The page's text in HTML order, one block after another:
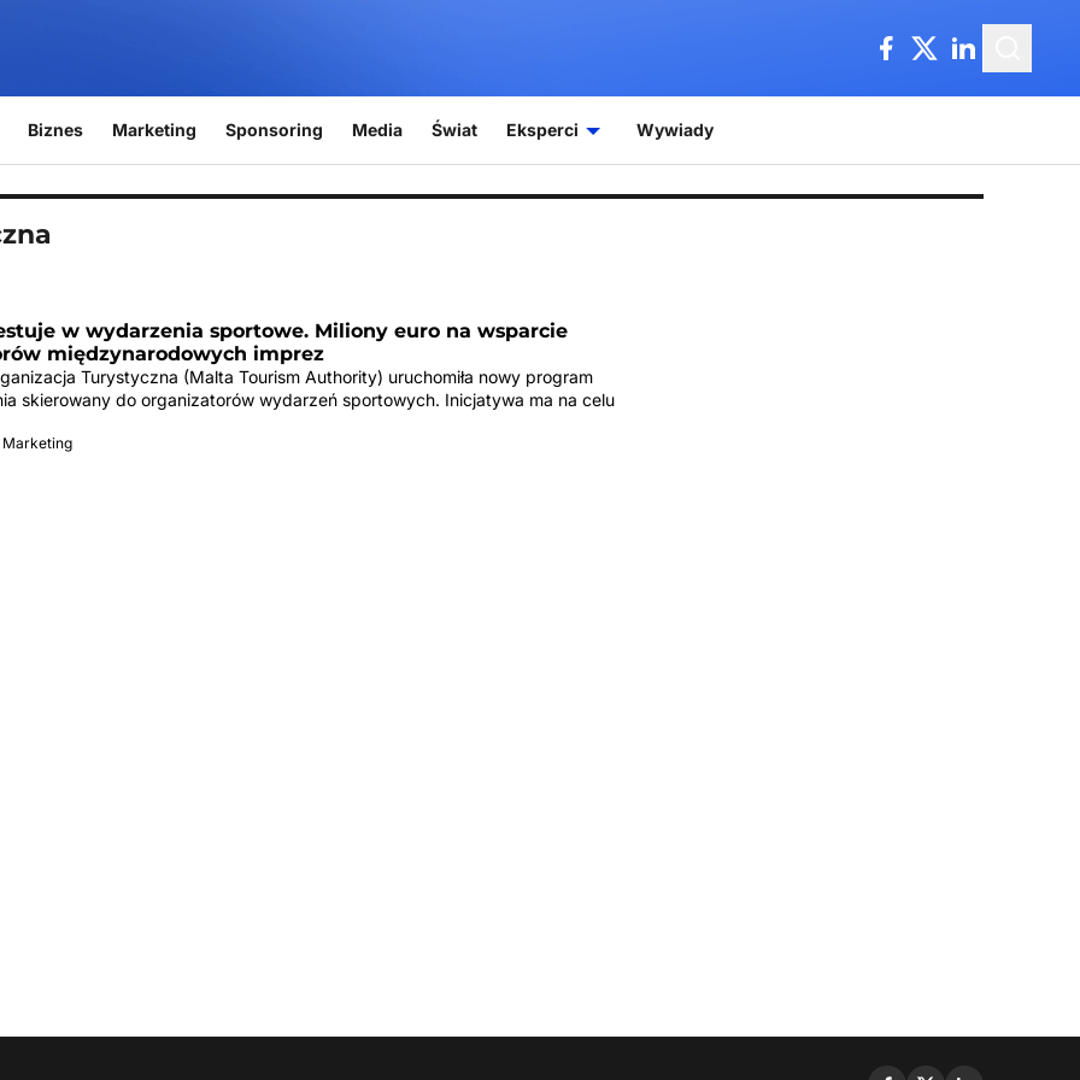
Biznes Marketing Sponsoring Media Świat Eksperci Wywiady
w wydarzenia sportowe. Miliony euro na wsparcie
międzynarodowych imprez
Turystyczna (Malta Tourism Authority) uruchomiła nowy program
skierowany do organizatorów wydarzeń sportowych. Inicjatywa ma na celu
Marketing